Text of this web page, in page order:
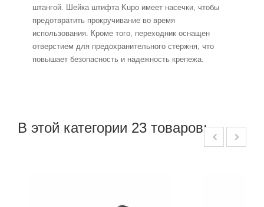
штангой. Шейка штифта Kupo имеет насечки, чтобы
предотвратить прокручивание во время
использования. Кроме того, переходник оснащен
отверстием для предохранительного стержня, что
повышает безопасность и надежность крепежа.
В этой категории 23 товаров: